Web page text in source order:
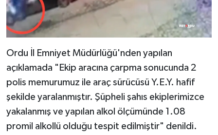
Ordu İl Emniyet Müdürlüğü'nden yapılan
açıklamada "Ekip aracına çarpma sonucunda 2
polis memurumuz ile araç sürücüsü Y.E.Y. hafif
şekilde yaralanmıştır. Şüpheli şahıs ekiplerimizce
yakalanmış ve yapılan alkol ölçümünde 1.08
promil alkollü olduğu tespit edilmiştir" denildi.